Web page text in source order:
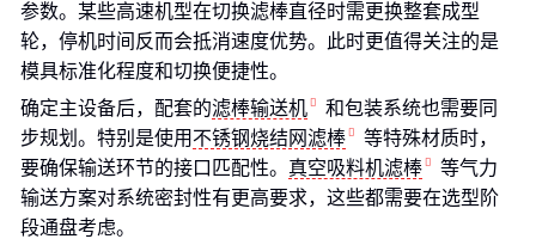
参数。某些高速机型在切换滤棒直径时需更换整套成型
轮，停机时间反而会抵消速度优势。此时更值得关注的是
模具标准化程度和切换便捷性。
确定主设备后，配套的滤棒输送机
和包装系统也需要同
步规划。特别是使用 不锈钢烧结网滤棒
等特殊材质时，
要确保输送环节的接口匹配性。 真空吸料机滤棒
等气力
输送方案对系统密封性有更高要求，这些都需要在选型阶
段通盘考虑。